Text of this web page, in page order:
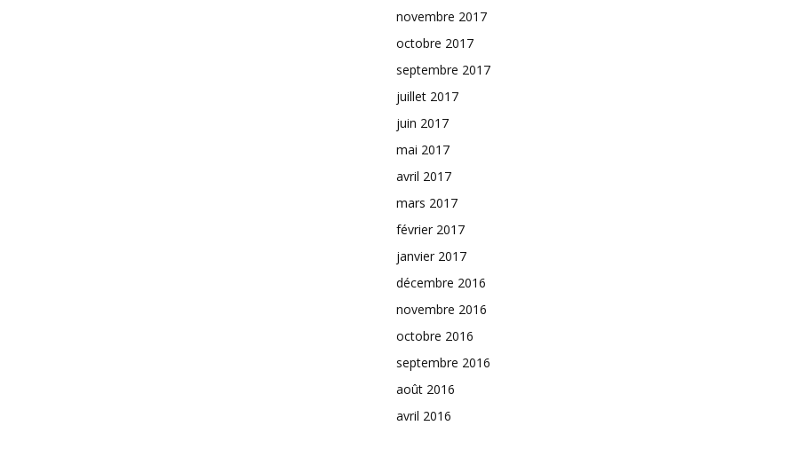
novembre 2017
octobre 2017
septembre 2017
juillet 2017
juin 2017
mai 2017
avril 2017
mars 2017
février 2017
janvier 2017
décembre 2016
novembre 2016
octobre 2016
septembre 2016
août 2016
avril 2016